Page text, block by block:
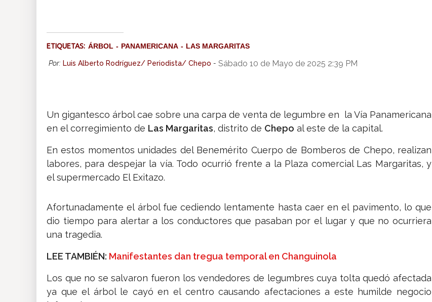
ETIQUETAS: ÁRBOL PANAMERICANA LAS MARGARITAS
Por: Luis Alberto Rodríguez/ Periodista/ Chepo - Sábado 10 de Mayo de 2025 2:39 PM
Un gigantesco árbol cae sobre una carpa de venta de legumbre en la Vía Panamericana
en el corregimiento de Las Margaritas, distrito de Chepo al este de la capital.
En estos momentos unidades del Benemérito Cuerpo de Bomberos de Chepo, realizan
labores, para despejar la vía. Todo ocurrió frente a la Plaza comercial Las Margaritas, y
el supermercado El Exitazo.
Afortunadamente el árbol fue cediendo lentamente hasta caer en el pavimento, lo que
dio tiempo para alertar a los conductores que pasaban por el lugar y que no ocurriera
una tragedia.
LEE TAMBIÉN: Manifestantes dan tregua temporal en Changuinola
Los que no se salvaron fueron los vendedores de legumbres cuya tolta quedó afectada
ya que el árbol le cayó en el centro causando afectaciones a este humilde negocio